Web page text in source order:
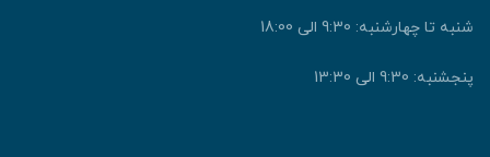
شنبه تا چهارشنبه: 9:30 الی 18:00
پنجشنبه: 9:30 الی 13:30